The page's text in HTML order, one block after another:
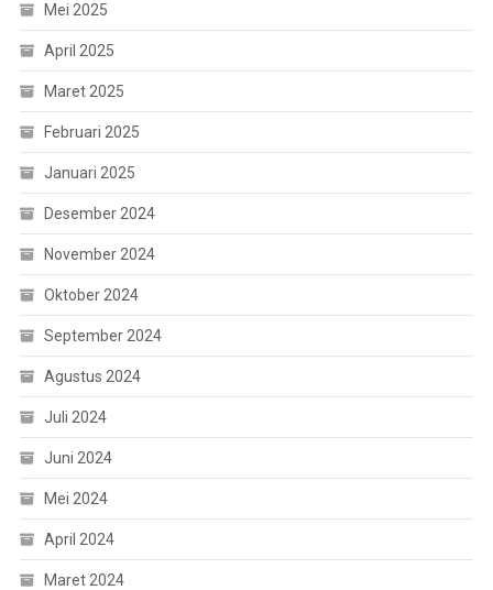
Mei 2025
April 2025
Maret 2025
Februari 2025
Januari 2025
Desember 2024
November 2024
Oktober 2024
September 2024
Agustus 2024
Juli 2024
Juni 2024
Mei 2024
April 2024
Maret 2024